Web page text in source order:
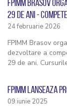
FPIMM BRASOV
29 DE ANI -
24 februarie 2026
FPIMM Brasov
dezvoltare a
29 de ani.
FPIMM LANSEAZA
09 iunie 2025